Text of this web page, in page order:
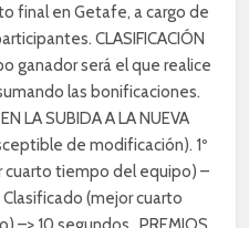
final en Getafe, a cargo de
CLASIFICACIÓN
ganador será el que realice
las bonificaciones.
LA SUBIDA A LA NUEVA
de modificación). 1º
cuarto tiempo del equipo) –
Clasificado (mejor cuarto